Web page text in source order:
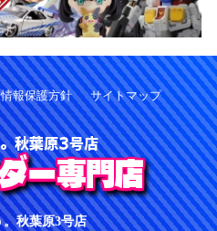
報保護方針 サイトマップ
秋葉原3号店
ー専門店
秋葉原3号店